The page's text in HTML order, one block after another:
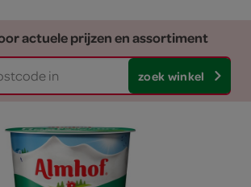
actuele prijzen en assortiment
zoek winkel